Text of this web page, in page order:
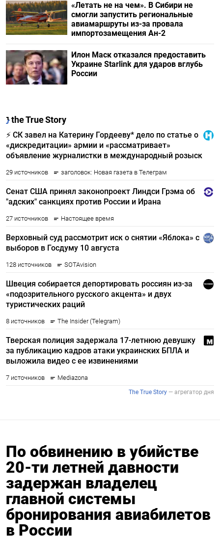
«Летать не на чем». В Сибири не
смогли запустить региональные
авиамаршруты из-за провала
импортозамещения Ан-2
Илон Маск отказался предоставить
Украине Starlink для ударов вглубь
России
По обвинению в убийстве
20-ти летней давности
задержан владелец
главной системы
бронирования авиабилетов
в России